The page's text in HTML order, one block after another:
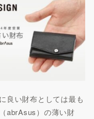
良い財布としては最も
abrAsus）の薄い財